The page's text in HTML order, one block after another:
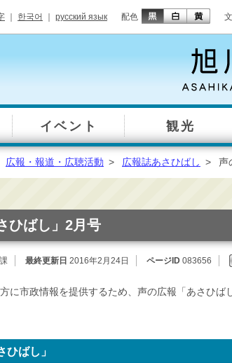
한국어 русский язык 配色
覧
イベント 観光
広報・報道・広聴活動 > 広報誌あさひばし > 声
ひばし」2月号
最終更新日 2016年2月24日 ページID 083656
に市政情報を提供するため、声の広報「あさひば
ひばし」